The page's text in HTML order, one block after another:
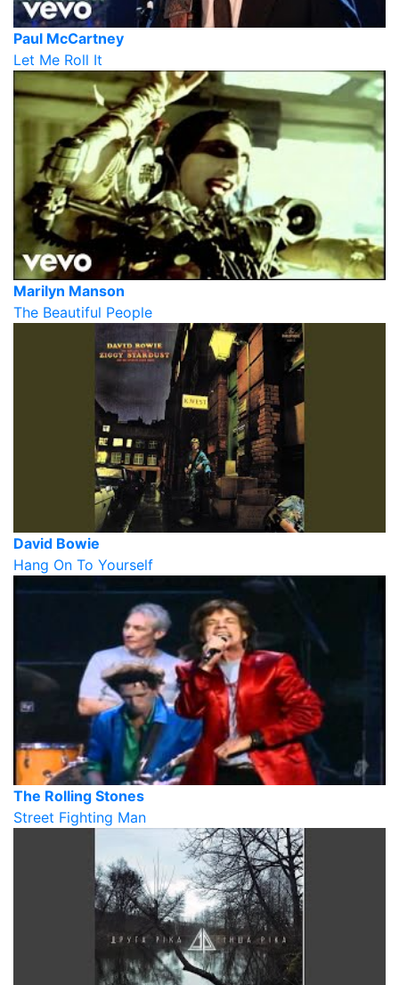
Paul McCartney
Let Me Roll It
Marilyn Manson
The Beautiful People
David Bowie
Hang On To Yourself
The Rolling Stones
Street Fighting Man